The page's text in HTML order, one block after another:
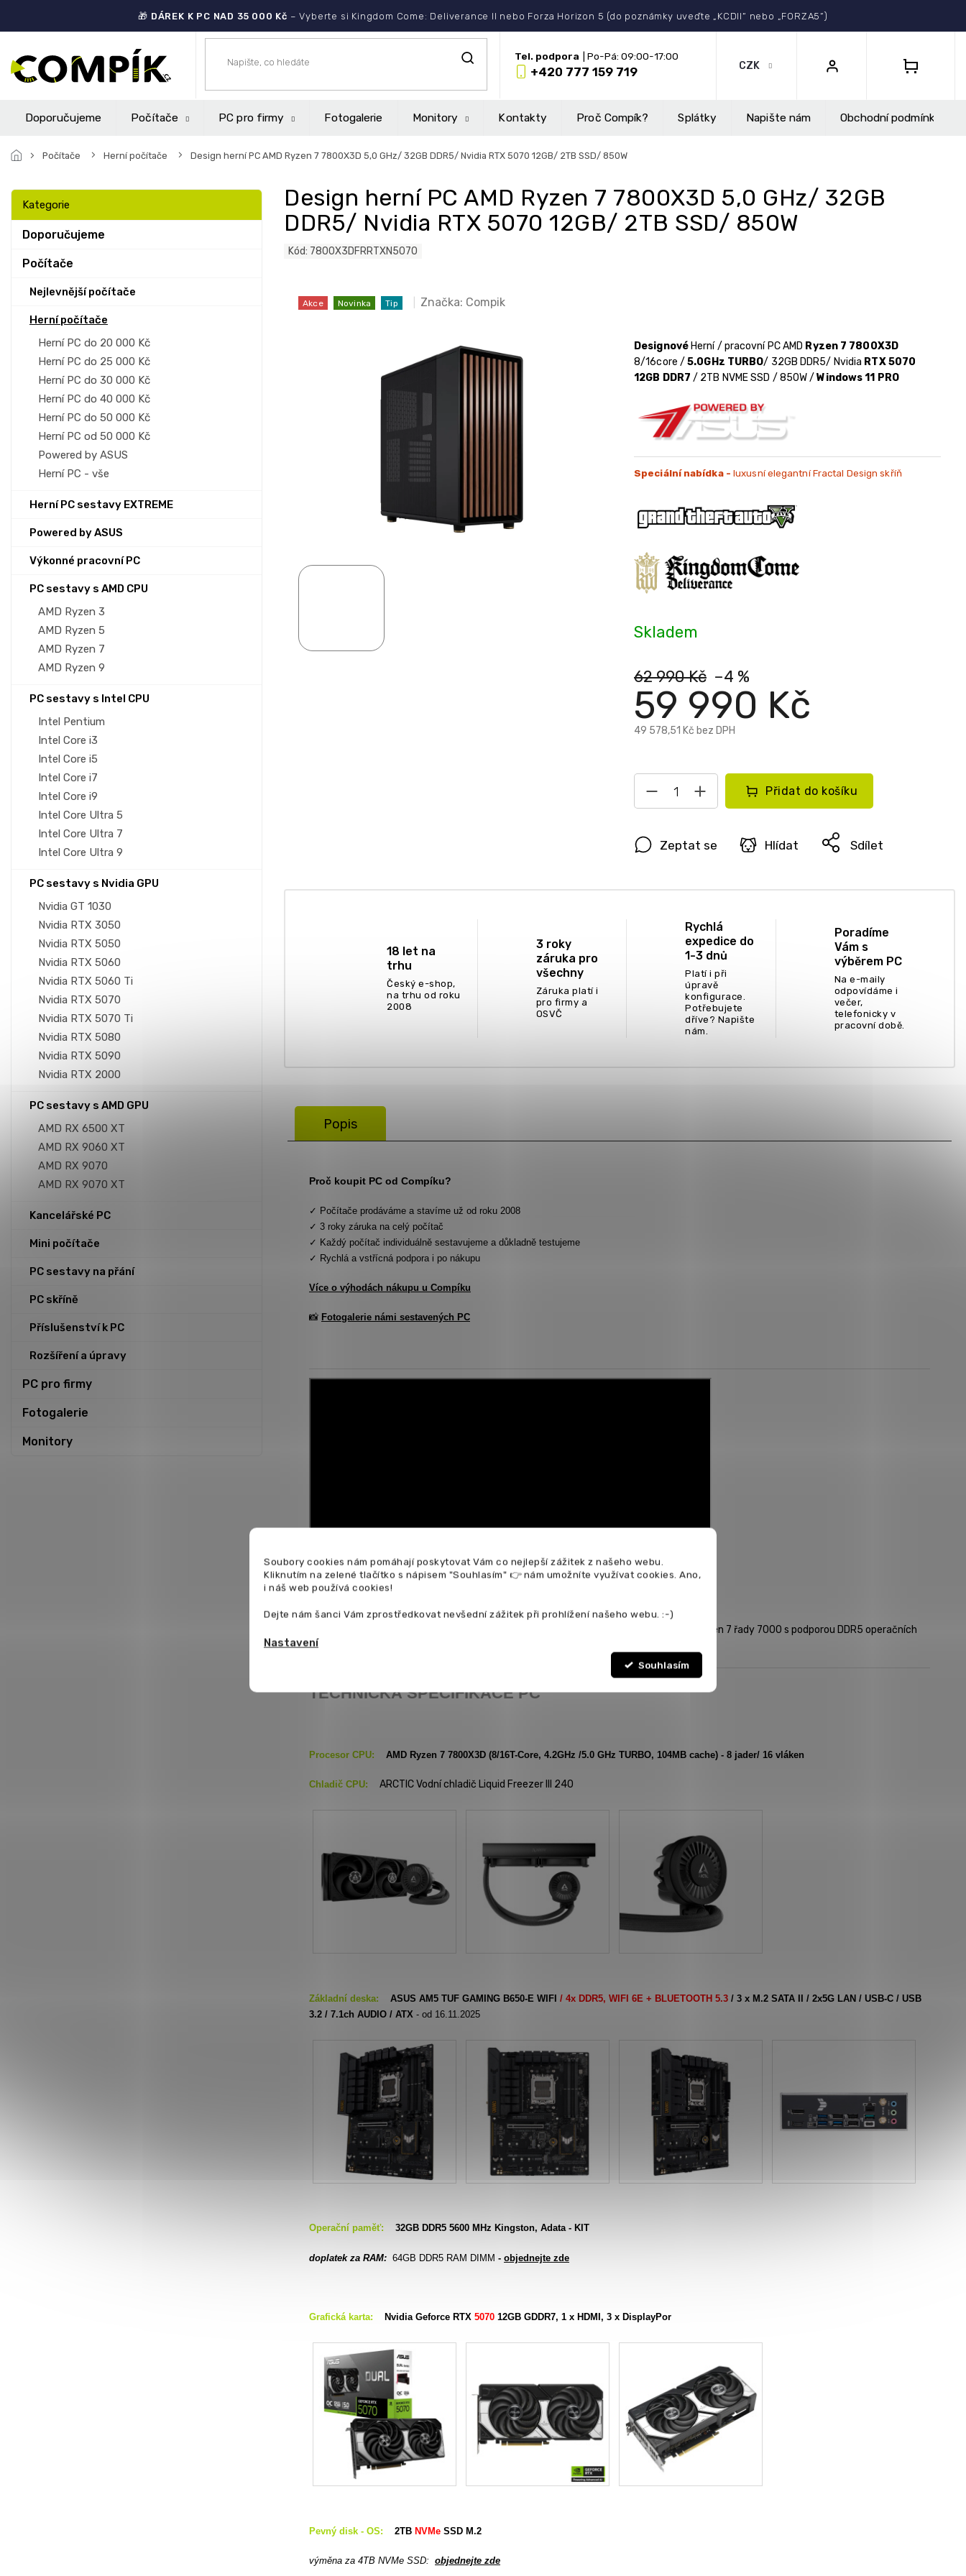
Soubory cookies nám pomáhají poskytovat Vám co nejlepší zážitek z našeho webu.
Kliknutím na zelené tlačítko s nápisem "Souhlasím" 👉 nám umožníte využívat cookies. Ano,
i náš web používá cookies!
Dejte nám šanci Vám zprostředkovat nevšední zážitek při prohlížení našeho webu. :-)
Nastavení
Souhlasím
🎁 DÁREK K PC NAD 35 000 Kč – Vyberte si Kingdom Come: Deliverance II nebo Forza Horizon 5 (do poznámky uveďte „KCDII“ nebo „FORZA5“)
+420 777 159 719 CZK
NÁKUPNÍ
Doporučujeme Počítače PC pro firmy Fotogalerie Monitory Kontakty Proč Compík? Splátky Napište nám Obchodní podmínky
Počítače Herní počítače Design herní PC AMD Ryzen 7 7800X3D 5,0 GHz/ 32GB DDR5/ Nvidia RTX 5070 12GB/ 2TB SSD/ 850W
oPřeskočit
kategorie
Kategorie
Doporučujeme
Počítače
Nejlevnější počítače
Herní počítače
Herní PC do 20 000 Kč
Herní PC do 25 000 Kč
Herní PC do 30 000 Kč
Herní PC do 40 000 Kč
Herní PC do 50 000 Kč
Herní PC od 50 000 Kč
Powered by ASUS
Herní PC - vše
Herní PC sestavy EXTREME
Powered by ASUS
Výkonné pracovní PC
PC sestavy s AMD CPU
AMD Ryzen 3
AMD Ryzen 5
AMD Ryzen 7
AMD Ryzen 9
PC sestavy s Intel CPU
Intel Pentium
Intel Core i3
Intel Core i5
Intel Core i7
Intel Core i9
Intel Core Ultra 5
Intel Core Ultra 7
Intel Core Ultra 9
PC sestavy s Nvidia GPU
Nvidia GT 1030
Nvidia RTX 3050
Nvidia RTX 5050
Nvidia RTX 5060
Nvidia RTX 5060 Ti
Nvidia RTX 5070
Nvidia RTX 5070 Ti
Nvidia RTX 5080
Nvidia RTX 5090
Nvidia RTX 2000
PC sestavy s AMD GPU
AMD RX 6500 XT
AMD RX 9060 XT
AMD RX 9070
AMD RX 9070 XT
Kancelářské PC
Mini počítače
PC sestavy na přání
PC skříně
Příslušenství k PC
Rozšíření a úpravy
PC pro firmy
Fotogalerie
Monitory
Design herní PC AMD Ryzen 7 7800X3D 5,0 GHz/ 32GB
DDR5/ Nvidia RTX 5070 12GB/ 2TB SSD/ 850W
Kód: 7800X3DFRRTXN5070
Akce Novinka Tip Značka: Compik
62 990 Kč –4 %
59 990 Kč
49 578,51 Kč bez DPH
Skladem
Přidat do košíku
Designové Herní / pracovní PC AMD Ryzen 7 7800X3D
8/16core /5.0GHz TURBO/ 32GB DDR5/ Nvidia RTX 5070
12GB DDR7 / 2TB NVME SSD / 850W /Windows 11 PRO
Speciální nabídka - luxusní elegantní Fractal Design skříň
Zeptat se Hlídat Sdílet
18 let na
trhu
Český e-shop,
na trhu od roku
2008
3 roky
záruka pro
všechny
Záruka platí i
pro firmy a
OSVČ
Rychlá
expedice do
1-3 dnů
Platí i při
úpravě
konfigurace.
Potřebujete
dříve? Napište
nám.
Poradíme
Vám s
výběrem PC
Na e-maily
odpovídáme i
večer,
telefonicky v
pracovní době.
Popis
Proč koupit PC od Compíku?
✓ Počítače prodáváme a stavíme už od roku 2008
✓ 3 roky záruka na celý počítač
✓ Každý počítač individuálně sestavujeme a důkladně testujeme
✓ Rychlá a vstřícná podpora i po nákupu
Více o výhodách nákupu u Compíku
📸 Fotogalerie námi sestavených PC
extrémní herní PC s TOP procesorem nejnovější generace AMD Ryzen 7 řady 7000 s podporou DDR5 operačních
pamětí v kombinaci s extrémně výkonnou grafikou Nvidia RTX 5070 s 12GB pamětí.
TECHNICKÁ SPECIFIKACE PC
Procesor CPU: AMD Ryzen 7 7800X3D (8/16T-Core, 4.2GHz /5.0 GHz TURBO, 104MB cache) - 8 jader/ 16 vláken
Chladič CPU: ARCTIC Vodní chladič Liquid Freezer III 240
Základní deska: ASUS AM5 TUF GAMING B650-E WIFI / 4x DDR5, WIFI 6E + BLUETOOTH 5.3 / 3 x M.2 SATA II / 2x5G LAN / USB-C / USB
3.2 / 7.1ch AUDIO / ATX - od 16.11.2025
Operační paměť: 32GB DDR5 5600 MHz Kingston, Adata - KIT
doplatek za RAM: 64GB DDR5 RAM DIMM - objednejte zde
Grafická karta: Nvidia Geforce RTX 5070 12GB GDDR7, 1 x HDMI, 3 x DisplayPor
Pevný disk - OS: 2TB NVMe SSD M.2
výměna za 4TB NVMe SSD: objednejte zde
Select Language ▼